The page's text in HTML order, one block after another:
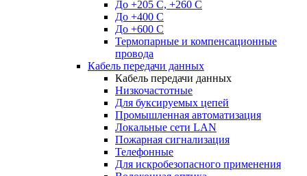
До +205 С, +260 С
До +400 C
До +600 С
Термопарные и компенсационные
провода
Кабель передачи данных
Кабель передачи данных
Низкочастотные
Для буксируемых цепей
Промышленная автоматизация
Локальные сети LAN
Пожарная сигнализация
Телефонные
Для искробезопасного применения